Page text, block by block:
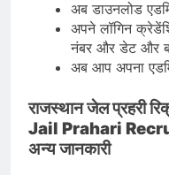
अब डाउनलोड
अपने लॉगिन
नंबर और डेट और
अब आप अपना
राजस्थान जेल प्रहरी
Jail Prahari
अन्य जानकारी